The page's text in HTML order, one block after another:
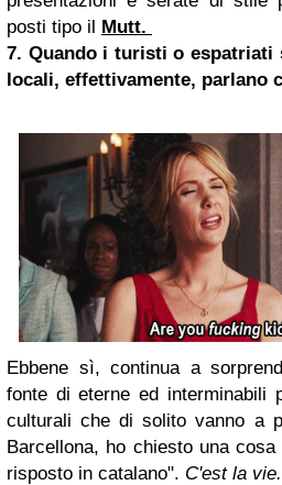
posti tipo il
Mutt.
7. Quando i turisti o espatriati
locali, effettivamente, parlano
Ebbene sì, continua a
fonte di eterne ed interminabili
culturali che di solito vanno a
Barcellona, ho chiesto una
risposto in catalano". C'est la vie.